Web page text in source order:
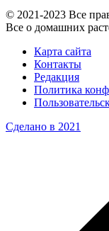
© 2021-2023 Все
Все о домашних
Карта сайта
Контакты
Редакция
Политика
Сделано в 2021